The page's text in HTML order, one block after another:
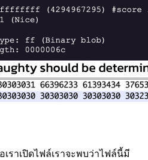
เราเปิดไฟล์เราจะพบว่าไฟล์นี้มี